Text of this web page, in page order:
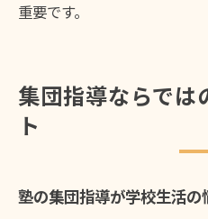
重要です。
集団指導ならでは
ト
塾の集団指導が学校生活